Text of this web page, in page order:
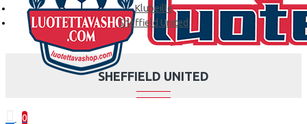
0
Klubeille
Sheffield United
SHEFFIELD UNITED